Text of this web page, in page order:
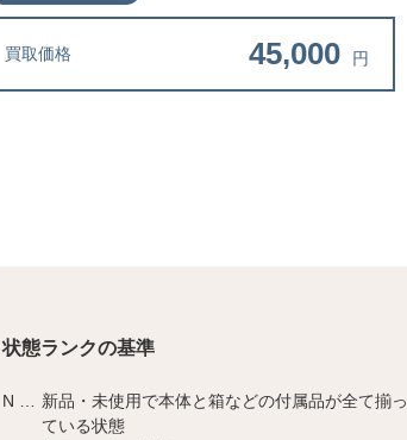
買取価格 45,000 円
状態ランクの基準
N … 新品・未使用で本体と箱などの付属品が全て揃っ
ている状態